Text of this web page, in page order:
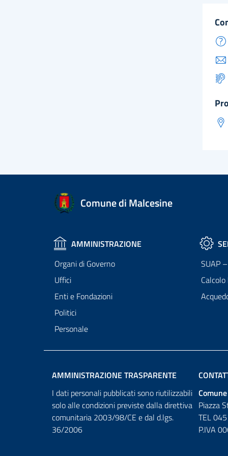
Comune di Malcesine
AMMINISTRAZIONE
Organi di Governo
Uffici
Enti e Fondazioni
Politici
Personale
SUAP
AMMINISTRAZIONE TRASPARENTE
I dati personali pubblicati sono riutilizzabili
solo alle condizioni previste dalla direttiva
comunitaria 2003/98/CE e dal d.lgs.
36/2006
Piazza
TEL
P.IVA